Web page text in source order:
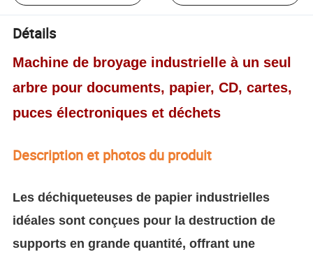
Détails
Machine de broyage industrielle à un seul
arbre pour documents, papier, CD, cartes,
puces électroniques et déchets
Description et photos du produit
Les déchiqueteuses de papier industrielles
idéales sont conçues pour la destruction de
supports en grande quantité, offrant une